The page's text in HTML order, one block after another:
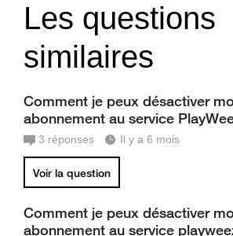
Les questions
similaires
Comment je peux désactiver
abonnement au service
3 réponses Il y a 6 mois
Voir la question
Comment je peux désactiver
abonnement au service